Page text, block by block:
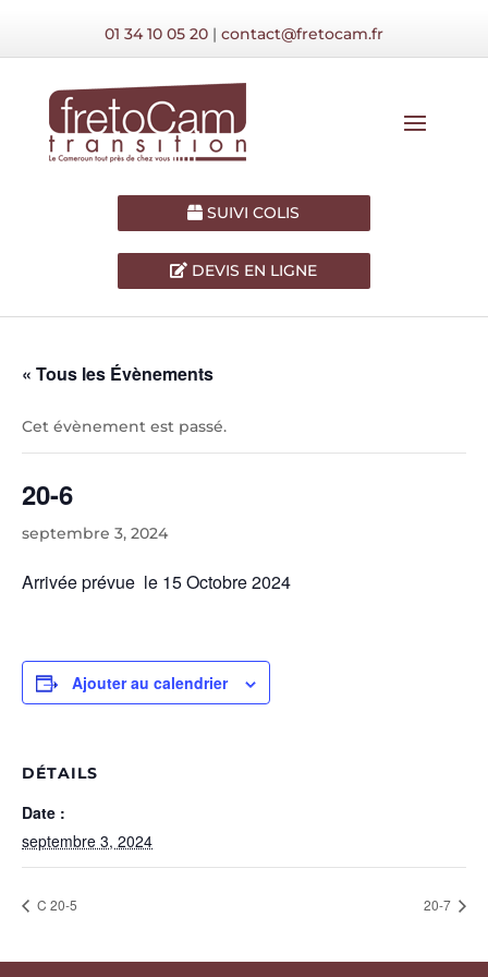
01 34 10 05 20| contact@fretocam.fr
SUIVI COLIS
DEVIS EN LIGNE
« Tous les Évènements
Cet évènement est passé.
20-6
septembre 3, 2024
Arrivée prévue le 15 Octobre 2024
Ajouter au calendrier
DÉTAILS
Date :
septembre 3, 2024
C 20-5 20-7